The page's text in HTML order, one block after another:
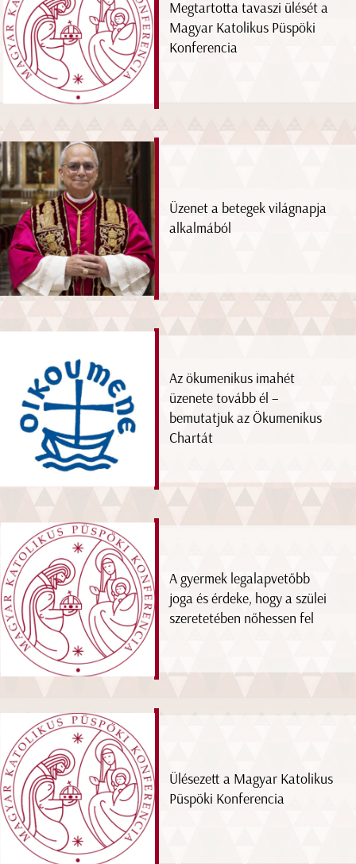
Megtartotta tavaszi ülését a
Magyar Katolikus Püspöki
Konferencia
Üzenet a betegek világnapja
alkalmából
Az ökumenikus imahét
üzenete tovább él –
bemutatjuk az Ökumenikus
Chartát
A gyermek legalapvetőbb
joga és érdeke, hogy a szülei
szeretetében nőhessen fel
Ülésezett a Magyar Katolikus
Püspöki Konferencia